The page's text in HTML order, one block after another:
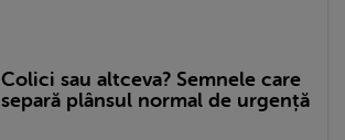
Colici sau altceva? Semnele care
separă plânsul normal de urgență